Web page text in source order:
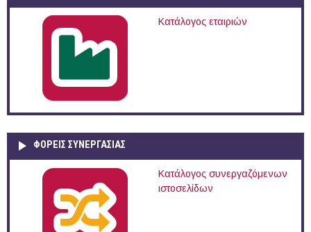
Κατάλογος εταιριών
ΦΟΡΕΙΣ ΣΥΝΕΡΓΑΣΙΑΣ
Κατάλογος συνεργαζόμενων
ιστοσελίδων